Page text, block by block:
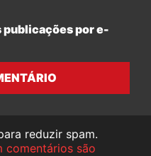
por e-
reduzir spam.
comentários são